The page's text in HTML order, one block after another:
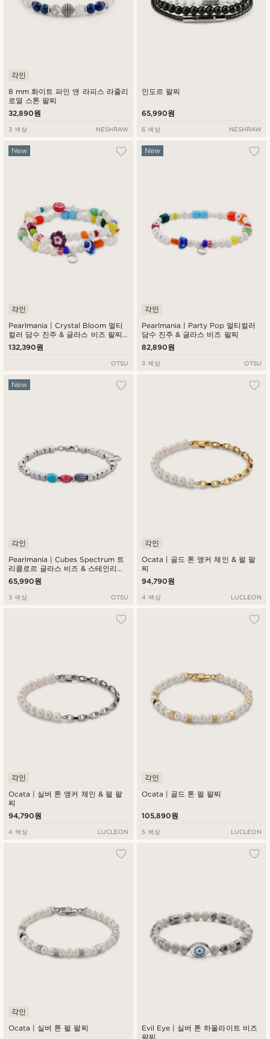
8 mm 화이트 파인 앤 라피스 라줄리
로열 스톤 팔찌
각인
32,890원
3 색상 NESHRAW
인도르 팔찌
65,990원
6 색상 NESHRAW
Pearlmania | Crystal Bloom 멀티
컬러 담수 진주 & 글라스 비즈 팔찌
세트
New
각인
132,390원
OTSU
Pearlmania | Party Pop 멀티컬러
담수 진주 & 글라스 비즈 팔찌
New
각인
82,890원
3 색상 OTSU
Pearlmania | Cubes Spectrum 트
리콜로르 글라스 비즈 & 스테인리스
스틸 팔찌
New
각인
65,990원
3 색상 OTSU
Ocata | 골드 톤 앵커 체인 & 펄 팔
찌
각인
94,790원
4 색상 LUCLEON
Ocata | 실버 톤 앵커 체인 & 펄 팔
찌
각인
94,790원
4 색상 LUCLEON
Ocata | 골드 톤 펄 팔찌
각인
105,890원
5 색상 LUCLEON
Ocata | 실버 톤 펄 팔찌
각인
Evil Eye | 실버 톤 하울라이트 비즈
팔찌